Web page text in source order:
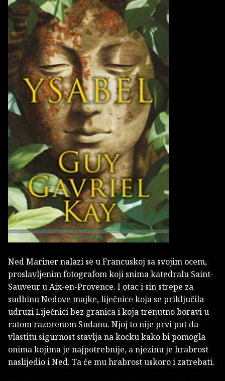
Ned Mariner nalazi se u Francuskoj sa svojim ocem,
proslavljenim fotografom koji snima katedralu Saint-
Sauveur u Aix-en-Provence. I otac i sin strepe za
sudbinu Nedove majke, liječnice koja se priključila
udruzi Liječnici bez granica i koja trenutno boravi u
ratom razorenom Sudanu. Njoj to nije prvi put da
vlastitu sigurnost stavlja na kocku kako bi pomogla
onima kojima je najpotrebnije, a njezinu je hrabrost
naslijedio i Ned. Ta će mu hrabrost uskoro i zatrebati.